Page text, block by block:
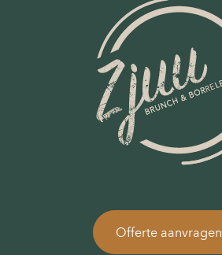
Offerte aanvragen